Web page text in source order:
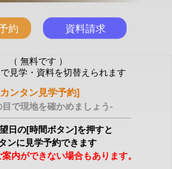
（ 無料です ）
で見学・資料を切替えられます
ンタン見学予約]
で現地を確かめましょう-
日の[時間ボタン]を押すと
ンに見学予約できます
案内ができない場合もあります。